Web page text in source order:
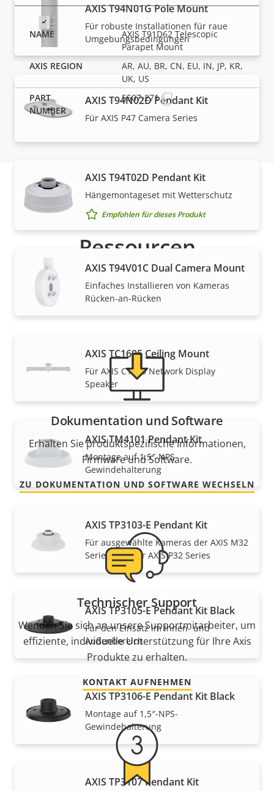
AXIS T94N01G Pole Mount
Für robuste Installationen für raue
Umgebungsbedingungen
AXIS T94N02D Pendant Kit
Für AXIS P47 Camera Series
AXIS T94T02D Pendant Kit
Hängemontageset mit Wetterschutz
Empfohlen für dieses Produkt
AXIS T94V01C Dual Camera Mount
Einfaches Installieren von Kameras
Rücken-an-Rücken
AXIS TC1605 Ceiling Mount
Für AXIS C1720 Network Display
Speaker
AXIS TM4101 Pendant Kit
Montage auf 1,5″-NPS-
Gewindehalterung
AXIS TP3103-E Pendant Kit
Für ausgewählte Kameras der AXIS M32
Series und der AXIS P32 Series
AXIS TP3105-E Pendant Kit Black
Für den Einsatz im Innen- und
Außenbereich
AXIS TP3106-E Pendant Kit Black
Montage auf 1,5″-NPS-
Gewindehalterung
AXIS TP3107 Pendant Kit
AXIS T91D62 Telescopic
Parapet Mount
AR, AU, BR, CN, EU, IN, JP, KR,
UK, US
5507-271
Support und
Ressourcen
Benötigen Sie Informationen zu Produkten von Axis,
Software oder Hilfe von einem unserer Experten?
Dokumentation und Software
Erhalten Sie produktspezifische Informationen,
Firmware und Software.
ZU DOKUMENTATION UND SOFTWARE WECHSELN
Technischer Support
Wenden Sie sich an unsere Supportmitarbeiter, um
effiziente, individuelle Unterstützung für Ihre Axis
Produkte zu erhalten.
KONTAKT AUFNEHMEN